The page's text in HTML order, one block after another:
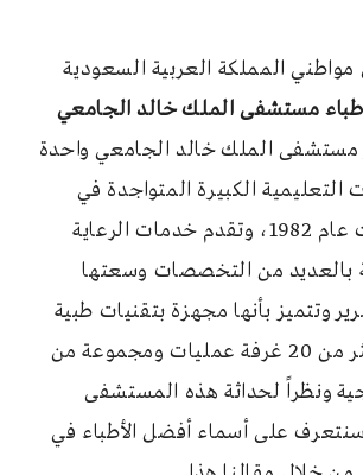
المملكة العربية السعودية
مستشفى الملك خالد الجامعي
مستشفى الملك خالد الجامعي واحدة
الكبيرة المتواجدة في
المملكة تأسست عام 1982، وتقدم خدمات الرعاية
بالعديد من التخصصات وسعتها
930 سرير وتتميز بأنها مجهزة بتقنيات طبية
حديثة وتضم أكثر من 20 غرفة عمليات ومجموعة من
ونظراً لحداثة هذه المستشفى
سنتعرف على أسماء أفضل الأطباء في